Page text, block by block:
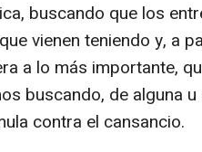
buscando que los
vienen teniendo y, a
a lo más importante,
buscando, de alguna u
contra el cansancio.